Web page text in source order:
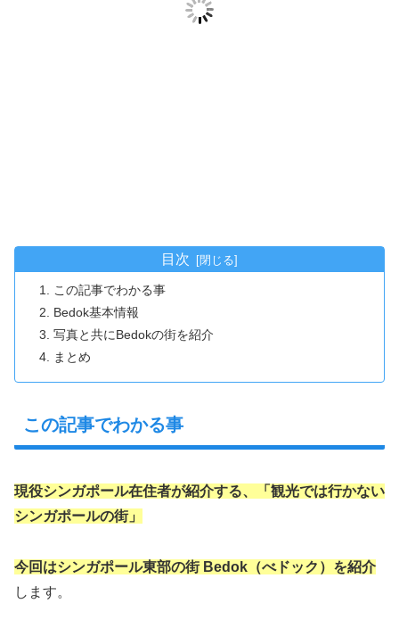
目次
この記事でわかる事
Bedok基本情報
写真と共にBedokの街を紹介
まとめ
この記事でわかる事
現役シンガポール在住者が紹介する、「観光では行かない
シンガポールの街」
今回はシンガポール東部の街 Bedok（べドック）を紹介
します。